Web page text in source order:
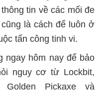
tin về các mối đe
là cách để luôn ở
tấn công tinh vi.
ngay hôm nay để bảo
nguy cơ từ Lockbit,
Golden Pickaxe và